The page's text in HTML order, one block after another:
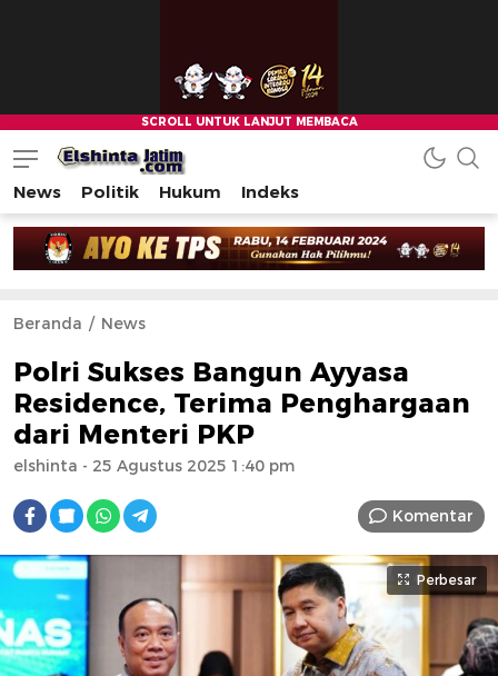
News Politik Hukum Indeks
Beranda News
Polri Sukses Bangun Ayyasa
Residence, Terima Penghargaan
dari Menteri PKP
elshinta - 25 Agustus 2025 1:40 pm
Komentar
Perbesar